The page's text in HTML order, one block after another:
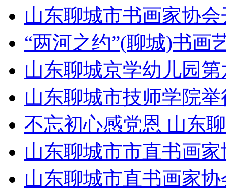
山东聊城市书画家协
“两河之约”(聊城)书画
山东聊城京学幼儿园
山东聊城市技师学院
不忘初心感党恩 山东
山东聊城市市直书画
山东聊城市直书画家